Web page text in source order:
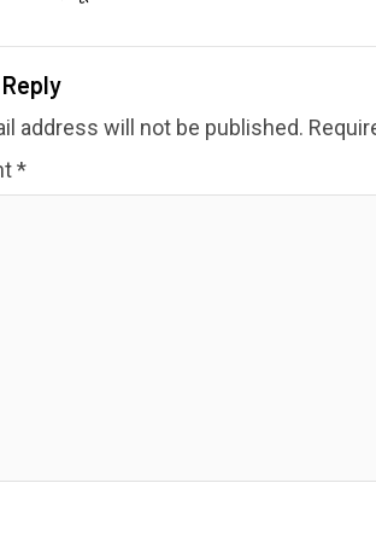
address will not be published.
*